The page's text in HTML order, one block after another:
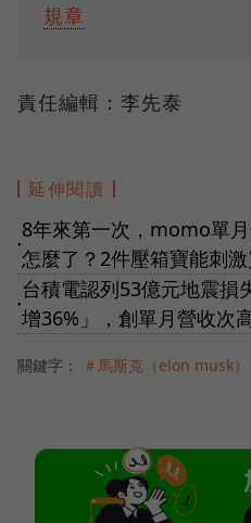
規章
責任編輯：李先泰
延伸閱讀
●
8年來第一次，momo單
怎麼了？2件壓箱寶能刺激
●
台積電認列53億元地震損
增36%」，創單月營收次
關鍵字： ＃馬斯克（elon musk）